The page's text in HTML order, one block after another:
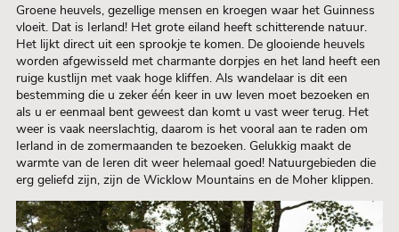
Groene heuvels, gezellige mensen en kroegen waar het Guinness
vloeit. Dat is Ierland! Het grote eiland heeft schitterende natuur.
Het lijkt direct uit een sprookje te komen. De glooiende heuvels
worden afgewisseld met charmante dorpjes en het land heeft een
ruige kustlijn met vaak hoge kliffen. Als wandelaar is dit een
bestemming die u zeker één keer in uw leven moet bezoeken en
als u er eenmaal bent geweest dan komt u vast weer terug. Het
weer is vaak neerslachtig, daarom is het vooral aan te raden om
Ierland in de zomermaanden te bezoeken. Gelukkig maakt de
warmte van de Ieren dit weer helemaal goed! Natuurgebieden die
erg geliefd zijn, zijn de Wicklow Mountains en de Moher klippen.